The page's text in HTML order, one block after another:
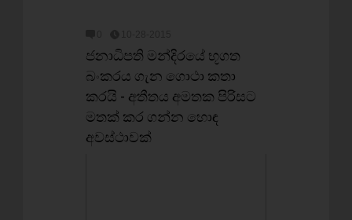
ජනාධිපති මන්දිරයේ භූගත
බංකරය ගැන ගොථා කතා
කරයි - අතීතය අමතක පිරිසට
මතක් කර ගන්න හොඳ
අවස්ථාවක්